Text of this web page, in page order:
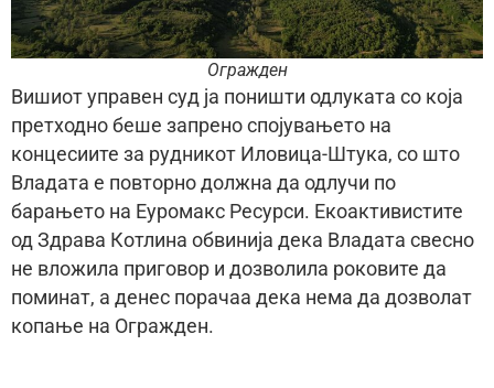
Огражден
Вишиот управен суд ја поништи одлуката со која
претходно беше запрено спојувањето на
концесиите за рудникот Иловица-Штука, со што
Владата е повторно должна да одлучи по
барањето на Еуромакс Ресурси. Екоактивистите
од Здрава Котлина обвинија дека Владата свесно
не вложила приговор и дозволила роковите да
поминат, а денес порачаа дека нема да дозволат
копање на Огражден.